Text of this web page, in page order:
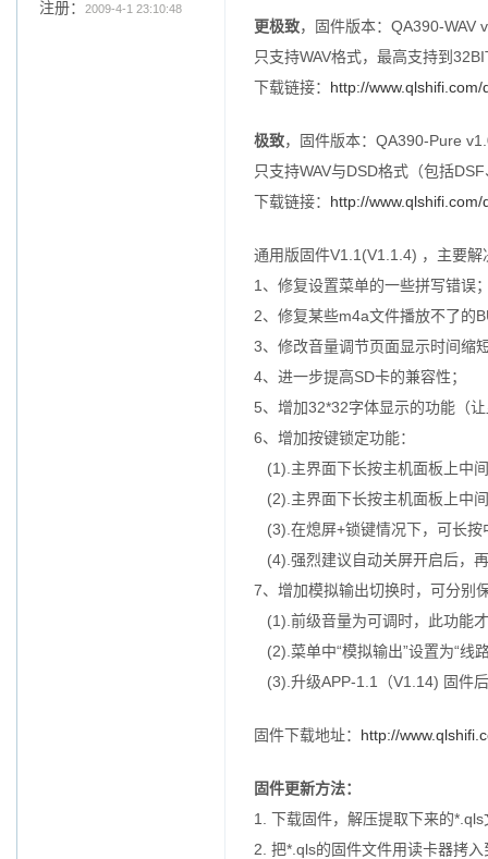
注册：
2009-4-1 23:10:48
更极致，固件版本：QA390-WAV
只支持WAV格式，最高支持到
下载链接： http://
极致，固件版本：QA390-Pure
只支持WAV与DSD格式（包括
下载链接： http://
通用版固件V1.1(V1.1.4) ，主要解
1、修复设置菜单的一些拼写错误
2、修复某些m4a文件播放不了的
3、修改音量调节页面显示时间缩
4、进一步提高SD卡的兼容性；
5、增加32*32字体显示的功能（
6、增加按键锁定功能：
(1).主界面下长按主机面板上中
(2).主界面下长按主机面板上中
(3).在熄屏+锁键情况下，可长按
(4).强烈建议自动关屏开启后，
7、增加模拟输出切换时，可分别
(1).前级音量为可调时，此功能
(2).菜单中“模拟输出”设置为“线
(3).升级APP-1.1（V1.14) 固件
固件下载地址： http://
固件更新方法：
1. 下载固件，解压提取下来的*.qls
2. 把*.qls的固件文件用读卡器拷